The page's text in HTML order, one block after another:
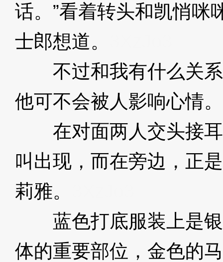
话。”看着转头和凯悄咪
士郎想道。
不过和我有什么关系
他可不会被人影响心情。
在对面两人交头接耳
叫出现，而在旁边，正
莉雅。
蓝色打底服装上是银
体的重要部位，金色的